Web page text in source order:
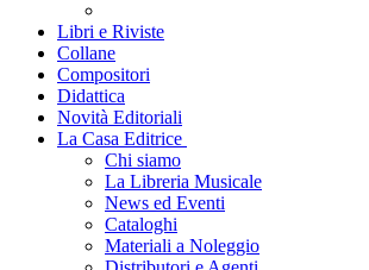
Libri e Riviste
Collane
Compositori
Didattica
Novità Editoriali
La Casa Editrice
Chi siamo
La Libreria Musicale
News ed Eventi
Cataloghi
Materiali a Noleggio